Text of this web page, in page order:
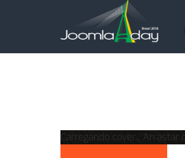
Carregando cover... Arrastar